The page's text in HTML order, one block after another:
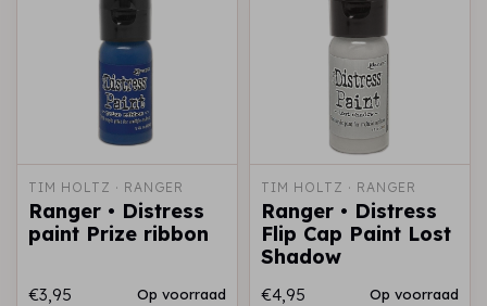
TIM HOLTZ · RANGER
Ranger • Distress
paint Prize ribbon
€3,95 Op voorraad
TIM HOLTZ · RANGER
Ranger • Distress
Flip Cap Paint Lost
Shadow
€4,95 Op voorraad